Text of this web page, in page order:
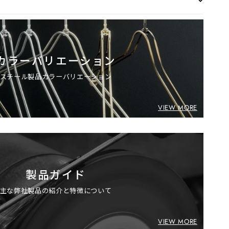
ラーバリエーション
スチール製品カラーバリエーション
VIEW MORE
製品ガイド
主な弊社製品の紹介と特徴について
VIEW MORE